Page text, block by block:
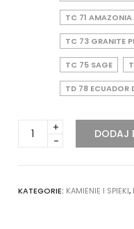
TC 71 AMAZONIA
TC 73 GRANITE
TC 75 SAGE
TD 78 ECUADOR
TERAZZO
CM
DODAJ
KATEGORIE: KAMIENIE I SPIEKI,